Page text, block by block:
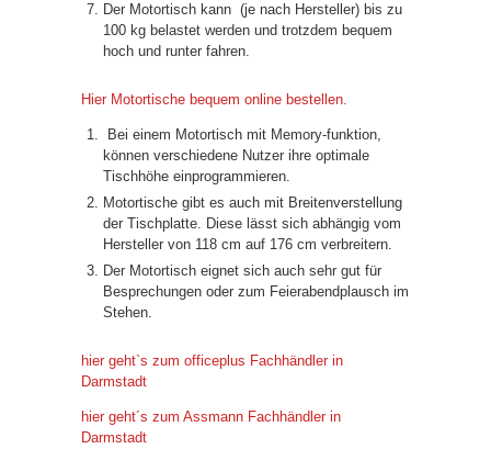
Der Motortisch kann (je nach Hersteller) bis zu
100 kg belastet werden und trotzdem bequem
hoch und runter fahren.
Hier Motortische bequem online bestellen.
Bei einem Motortisch mit Memory-funktion,
können verschiedene Nutzer ihre optimale
Tischhöhe einprogrammieren.
Motortische gibt es auch mit Breitenverstellung
der Tischplatte. Diese lässt sich abhängig vom
Hersteller von 118 cm auf 176 cm verbreitern.
Der Motortisch eignet sich auch sehr gut für
Besprechungen oder zum Feierabendplausch im
Stehen.
hier geht`s zum officeplus Fachhändler in
Darmstadt
hier geht´s zum Assmann Fachhändler in
Darmstadt